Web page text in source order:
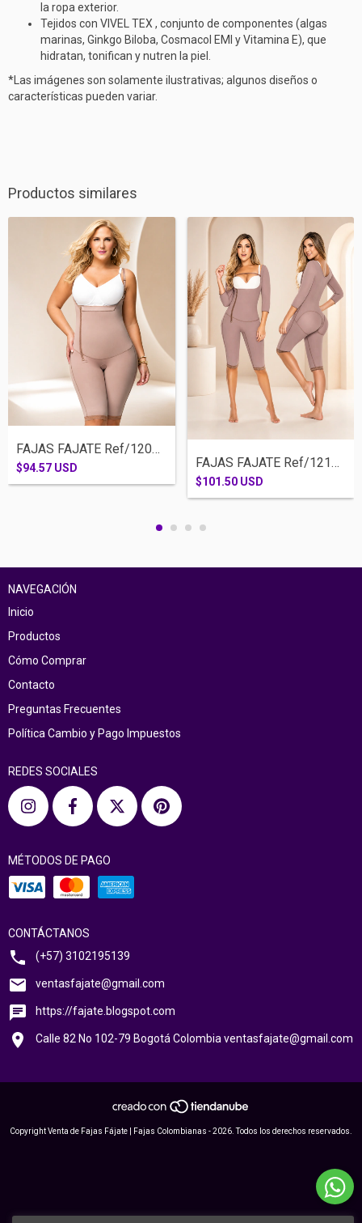
la ropa exterior.
Tejidos con VIVEL TEX , conjunto de componentes (algas
marinas, Ginkgo Biloba, Cosmacol EMI y Vitamina E), que
hidratan, tonifican y nutren la piel.
*Las imágenes son solamente ilustrativas; algunos diseños o
características pueden variar.
Productos similares
FAJAS FAJATE Ref/12021-RODILLA SISA CIER...
$94.57 USD FAJAS FAJATE Ref/12174-RODILLA CIERRE LA...
$101.50 USD
NAVEGACIÓN
Inicio
Productos
Cómo Comprar
Contacto
Preguntas Frecuentes
Política Cambio y Pago Impuestos
REDES SOCIALES
MÉTODOS DE PAGO
CONTÁCTANOS
(+57) 3102195139
ventasfajate@gmail.com
https://fajate.blogspot.com
Calle 82 No 102-79 Bogotá Colombiaventasfajate@gmail.com
Copyright Venta de Fajas Fájate | Fajas Colombianas - 2026. Todos los derechos reservados.